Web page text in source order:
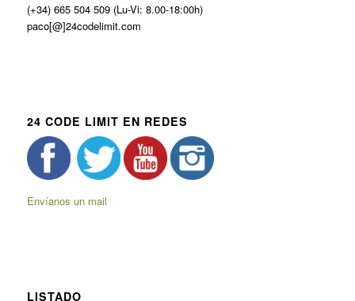
(+34) 665 504 509 (Lu-Vi: 8.00-18:00h)
paco[@]24codelimit.com
24 CODE LIMIT EN REDES
Envíanos un mail
LISTADO